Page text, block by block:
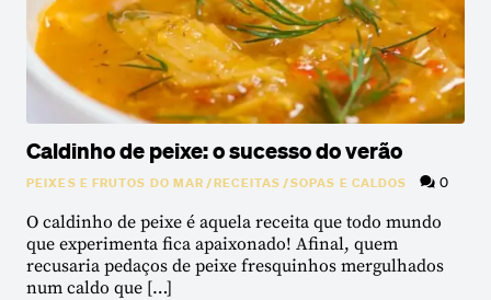
Caldinho de peixe: o sucesso do verão
PEIXES E FRUTOS DO MAR/RECEITAS/SOPAS E CALDOS 0
O caldinho de peixe é aquela receita que todo mundo
que experimenta fica apaixonado! Afinal, quem
recusaria pedaços de peixe fresquinhos mergulhados
num caldo que […]